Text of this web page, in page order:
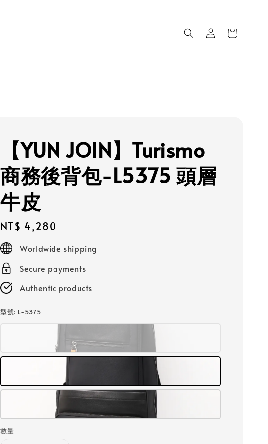
【YUN JOIN】Turismo
商務後背包-L5375 頭層
牛皮
Regular
price
NT$ 4,280
Worldwide shipping
Secure payments
Authentic products
型號: L-5375
數量